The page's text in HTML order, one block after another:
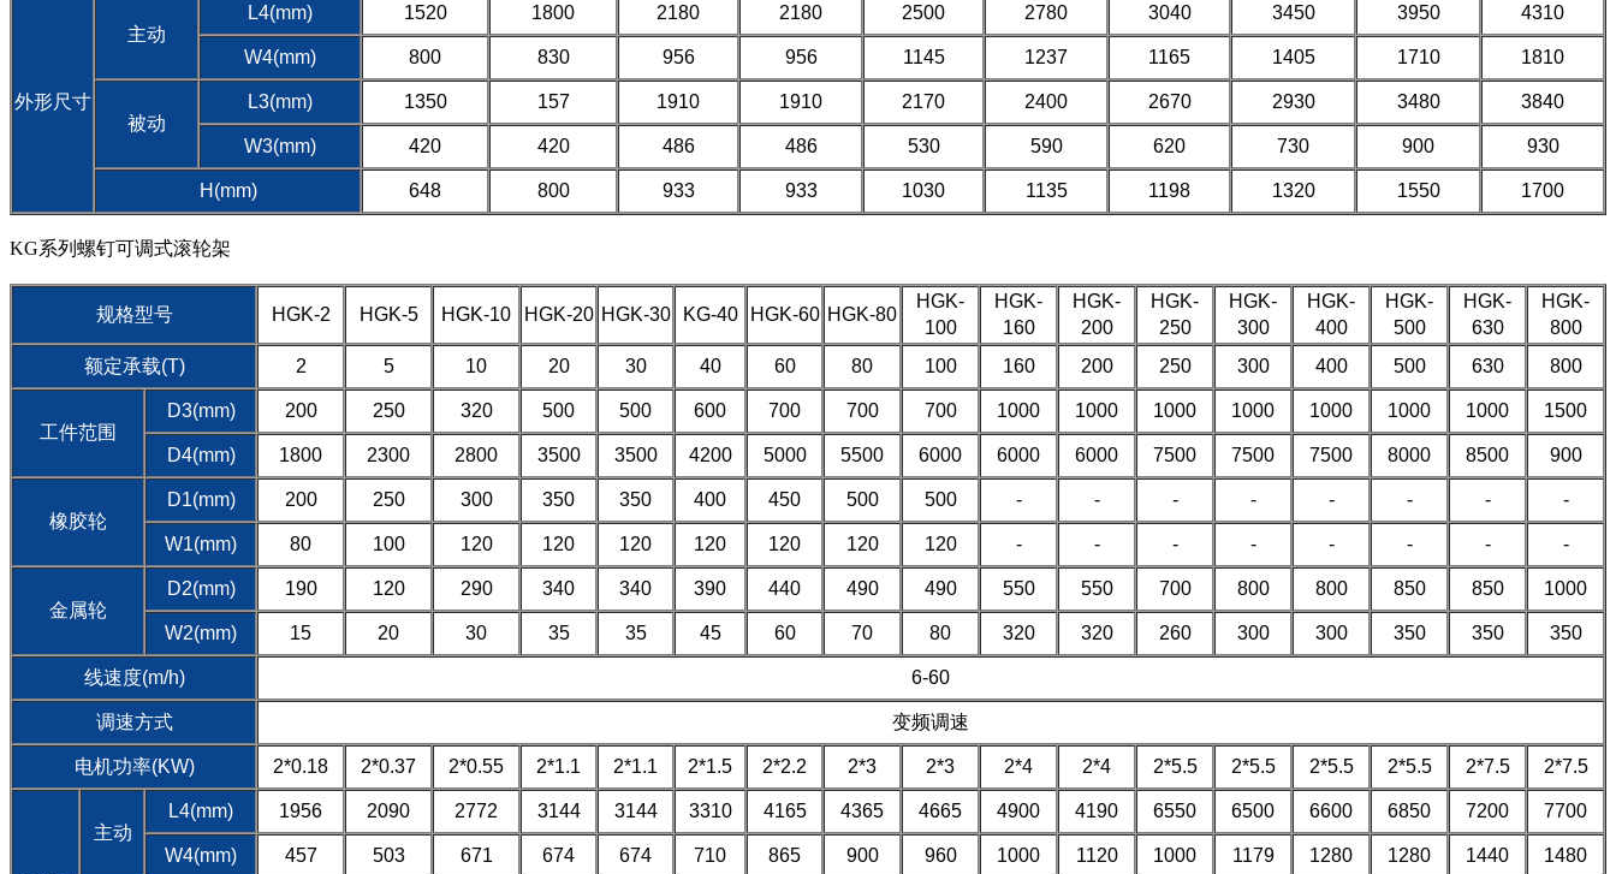
外形尺寸
主动
L4(mm) 1520 1800 2180 2180 2500 2780 3040 3450 3950 4310
W4(mm) 800 830 956 956 1145 1237 1165 1405 1710 1810
被动
L3(mm) 1350 157 1910 1910 2170 2400 2670 2930 3480 3840
W3(mm) 420 420 486 486 530 590 620 730 900 930
H(mm) 648 800 933 933 1030 1135 1198 1320 1550 1700
KG系列螺钉可调式滚轮架
规格型号 HGK-2 HGK-5 HGK-10 HGK-20 HGK-30 KG-40 HGK-60 HGK-80
HGK-
100
HGK-
160
HGK-
200
HGK-
250
HGK-
300
HGK-
400
HGK-
500
HGK-
630
HGK-
800
额定承载(T)
2 5 10 20 30 40 60 80 100 160 200 250 300 400 500 630 800
工件范围
D3(mm) 200 250 320 500 500 600 700 700 700 1000 1000 1000 1000 1000 1000 1000 1500
D4(mm) 1800 2300 2800 3500 3500 4200 5000 5500 6000 6000 6000 7500 7500 7500 8000 8500 900
橡胶轮
D1(mm) 200 250 300 350 350 400 450 500 500 - - - - - - - -
W1(mm) 80 100 120 120 120 120 120 120 120 - - - - - - - -
金属轮
D2(mm) 190 120 290 340 340 390 440 490 490 550 550 700 800 800 850 850 1000
W2(mm) 15 20 30 35 35 45 60 70 80 320 320 260 300 300 350 350 350
线速度(m/h) 6-60
调速方式 变频调速
电机功率(KW) 2*0.18 2*0.37 2*0.55 2*1.1 2*1.1 2*1.5 2*2.2 2*3 2*3 2*4 2*4 2*5.5 2*5.5 2*5.5 2*5.5 2*7.5 2*7.5
主动
L4(mm) 1956 2090 2772 3144 3144 3310 4165 4365 4665 4900 4190 6550 6500 6600 6850 7200 7700
W4(mm) 457 503 671 674 674 710 865 900 960 1000 1120 1000 1179 1280 1280 1440 1480